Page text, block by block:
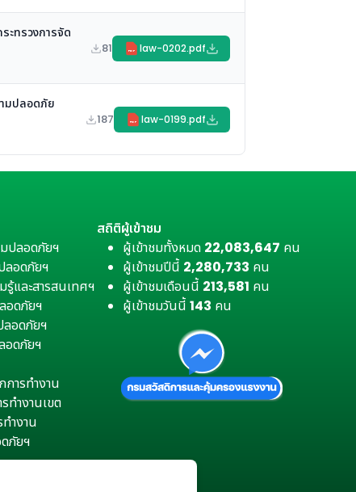
ะทรวงการจัด
81 PDF law-0202.pdf
มปลอดภัย
187 PDF law-0199.pdf
ปลอดภัยฯ
ลอดภัยฯ
และสารสนเทศฯ
อดภัยฯ
ลอดภัยฯ
อดภัยฯ
การทำงาน
ทำงานเขต
ทำงาน
ภัยฯ
สถิติผู้เข้าชม
ผู้เข้าชมทั้งหมด 22,083,647 คน
ผู้เข้าชมปีนี้ 2,280,733 คน
ผู้เข้าชมเดือนนี้ 213,581 คน
ผู้เข้าชมวันนี้143 คน